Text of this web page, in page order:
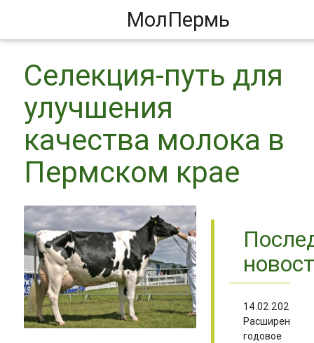
МолПермь
Селекция-путь для
улучшения
качества молока в
Пермском крае
14.02.2023
Расширенное
годовое